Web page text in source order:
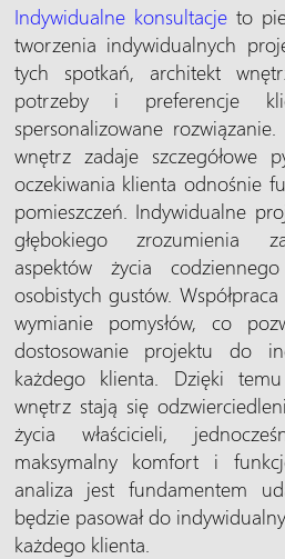
Indywidualne konsultacjeto
tworzenia indywidualnych
tych spotkań, architekt
potrzeby i preferencje
spersonalizowane
wnętrz zadaje szczegółowe
oczekiwania klienta odnośnie
pomieszczeń. Indywidualne
głębokiego zrozumienia
aspektów życia
osobistych gustów.
wymianie pomysłów, co
dostosowanie projektu do
każdego klienta. Dzięki
wnętrz stają się
życia właścicieli,
maksymalny komfort i
analiza jest fundamentem
będzie pasował do
każdego klienta.